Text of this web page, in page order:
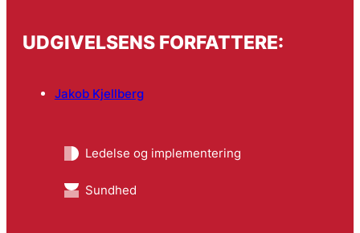
UDGIVELSENS FORFATTERE:
Jakob Kjellberg
Ledelse og implementering
Sundhed